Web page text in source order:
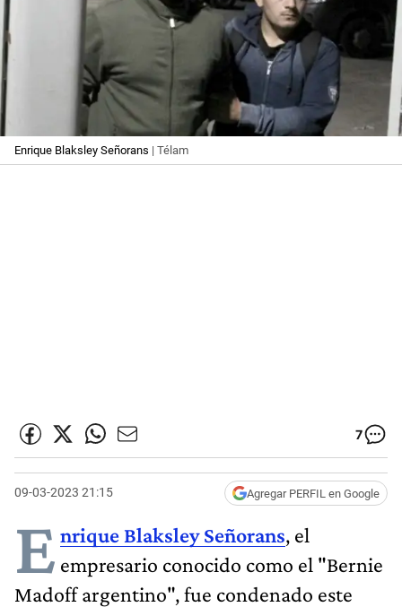
Enrique Blaksley Señorans | Télam
7
09-03-2023 21:15 Agregar PERFIL en Google
E nrique Blaksley Señorans, el
empresario conocido como el "Bernie
Madoff argentino", fue condenado este